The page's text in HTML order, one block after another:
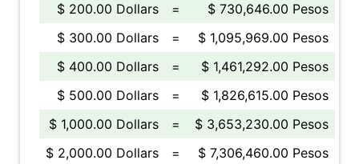
$ 200.00 Dollars
=
$ 730,646.00 Pesos
$ 300.00 Dollars
=
$ 1,095,969.00 Pesos
$ 400.00 Dollars
=
$ 1,461,292.00 Pesos
$ 500.00 Dollars
=
$ 1,826,615.00 Pesos
$ 1,000.00 Dollars
=
$ 3,653,230.00 Pesos
$ 2,000.00 Dollars
=
$ 7,306,460.00 Pesos